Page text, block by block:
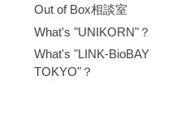
Out of Box相談室
What's "UNIKORN"？
What's "LINK-BioBAY
TOKYO"？